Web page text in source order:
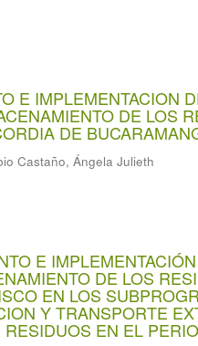
E IMPLEMENTACION
DE LOS
DE
Castaño, Ángela Julieth
E
DE LOS
EN LOS
Y TRANSPORTE
EN EL